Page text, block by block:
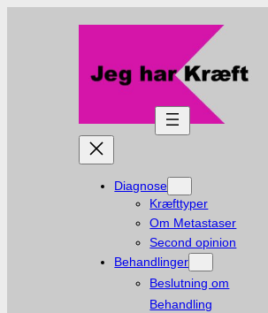
Diagnose
Kræfttyper
Om Metastaser
Second opinion
Behandlinger
Beslutning om
Behandling